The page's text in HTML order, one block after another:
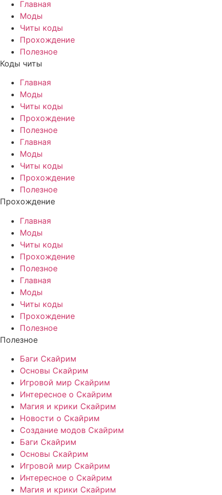
Главная
Моды
Читы коды
Прохождение
Полезное
Коды читы
Главная
Моды
Читы коды
Прохождение
Полезное
Главная
Моды
Читы коды
Прохождение
Полезное
Прохождение
Главная
Моды
Читы коды
Прохождение
Полезное
Главная
Моды
Читы коды
Прохождение
Полезное
Полезное
Баги Скайрим
Основы Скайрим
Игровой мир Скайрим
Интересное о Скайрим
Магия и крики Скайрим
Новости о Скайрим
Создание модов Скайрим
Баги Скайрим
Основы Скайрим
Игровой мир Скайрим
Интересное о Скайрим
Магия и крики Скайрим